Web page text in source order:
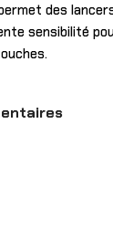
des
sensibilité